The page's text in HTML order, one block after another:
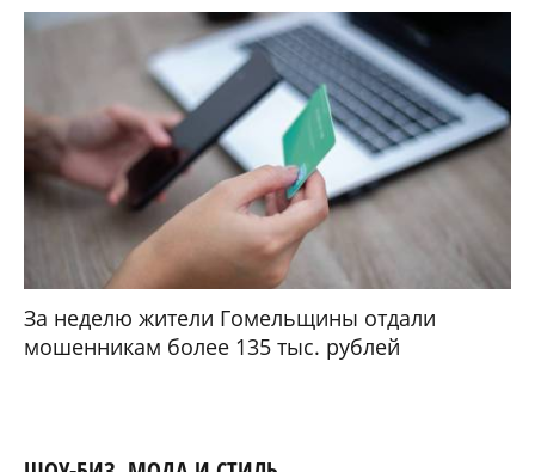
За неделю жители Гомельщины отдали
мошенникам более 135 тыс. рублей